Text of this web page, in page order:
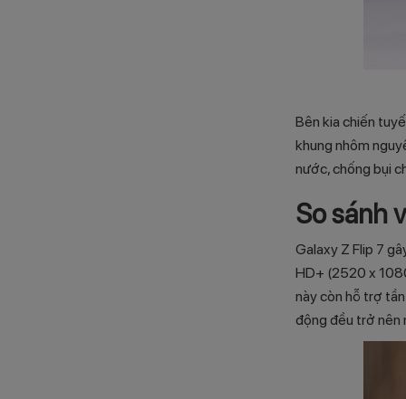
Bên kia chiến
khung nhôm
nước, chống bụi
So sánh
Galaxy Z Flip 7
HD+ (2520 x
này còn hỗ trợ
động đều trở nên